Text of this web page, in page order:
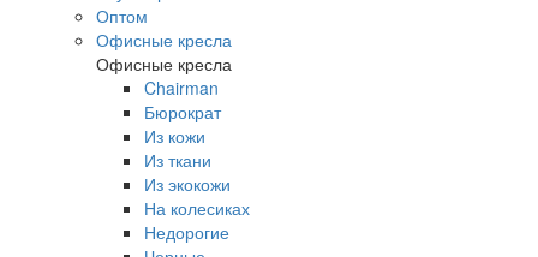
Оптом
Офисные кресла
Офисные кресла
Chairman
Бюрократ
Из кожи
Из ткани
Из экокожи
На колесиках
Недорогие